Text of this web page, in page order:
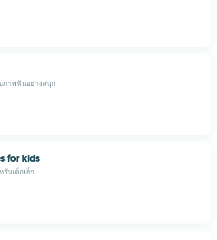
ภาพฟันอย่างสนุก
for kids
รับเด็กเล็ก